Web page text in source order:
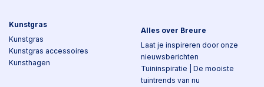
Kunstgras
Kunstgras
Kunstgras accessoires
Kunsthagen
Alles over Breure
Laat je inspireren door onze
nieuwsberichten
Tuininspiratie | De mooiste
tuintrends van nu